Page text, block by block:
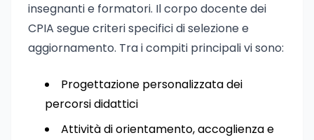
insegnanti e formatori. Il corpo docente dei
CPIA segue criteri specifici di selezione e
aggiornamento. Tra i compiti principali vi sono:
Progettazione personalizzata dei
percorsi didattici
Attività di orientamento, accoglienza e